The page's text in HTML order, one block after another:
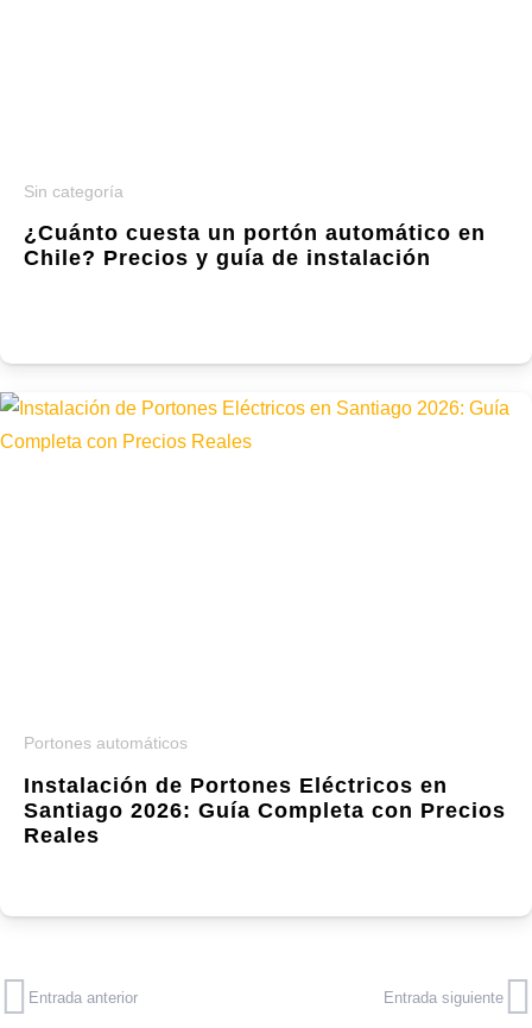
Sin categoría
¿Cuánto cuesta un portón automático en
Chile? Precios y guía de instalación
Portones automáticos
Instalación de Portones Eléctricos en
Santiago 2026: Guía Completa con Precios
Reales
Entrada anterior Entrada siguiente